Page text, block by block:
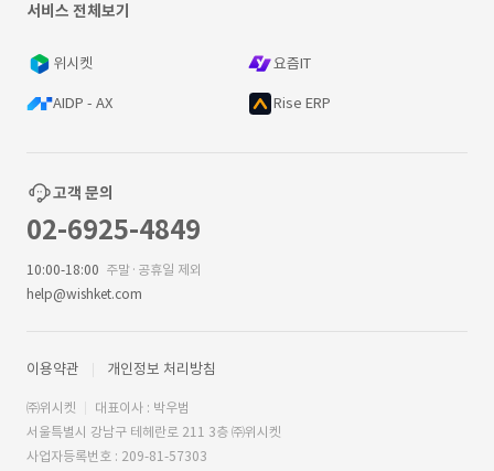
서비스 전체보기
위시켓 요즘IT
AIDP - AX Rise ERP
고객 문의
02-6925-4849
10:00-18:00 주말·공휴일 제외
help@wishket.com
이용약관 개인정보 처리방침
㈜위시켓
대표이사 : 박우범
서울특별시 강남구 테헤란로 211 3층 ㈜위시켓
사업자등록번호 : 209-81-57303